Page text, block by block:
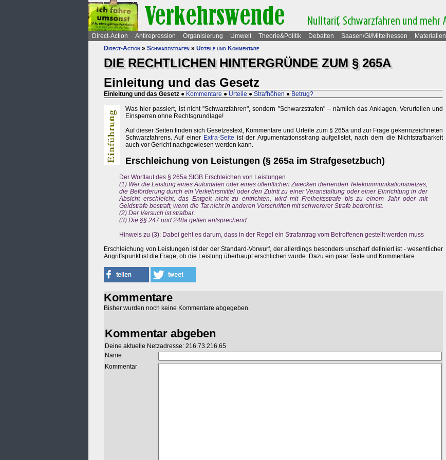
Direct-Action Antirepression Organisierung Umwelt Theorie&Politik Debatten Saasen/GI/Mittelhessen Materialien
Direct-Action » Schwarzstrafen » Urteile und Kommentare
DIE RECHTLICHEN HINTERGRÜNDE ZUM § 265A
Einleitung und das Gesetz
Einleitung und das Gesetz ● Kommentare ● Urteile ● Strafhöhen ● Betrug?
Was hier passiert, ist nicht "Schwarzfahren", sondern "Schwarzstrafen" – nämlich das Anklagen, Verurteilen und
Einsperren ohne Rechtsgrundlage!
Auf dieser Seiten finden sich Gesetzestext, Kommentare und Urteile zum § 265a und zur Frage gekennzeichneten
Schwarzfahrens. Auf einer Extra-Seite ist der Argumentationsstrang aufgelistet, nach dem die Nichtstrafbarkeit
auch vor Gericht nachgewiesen werden kann.
Erschleichung von Leistungen (§ 265a im Strafgesetzbuch)
Der Wortlaut des § 265a StGB Erschleichen von Leistungen
(1) Wer die Leistung eines Automaten oder eines öffentlichen Zwecken dienenden Telekommunikationsnetzes,
die Beförderung durch ein Verkehrsmittel oder den Zutritt zu einer Veranstaltung oder einer Einrichtung in der
Absicht erschleicht, das Entgelt nicht zu entrichten, wird mit Freiheitsstrafe bis zu einem Jahr oder mit
Geldstrafe bestraft, wenn die Tat nicht in anderen Vorschriften mit schwererer Strafe bedroht ist.
(2) Der Versuch ist strafbar.
(3) Die §§ 247 und 248a gelten entsprechend.
Hinweis zu (3): Dabei geht es darum, dass in der Regel ein Strafantrag vom Betroffenen gestellt werden muss
Erschleichung von Leistungen ist der der Standard-Vorwurf, der allerdings besonders unscharf definiert ist - wesentlicher
Angriffspunkt ist die Frage, ob die Leistung überhaupt erschlichen wurde. Dazu ein paar Texte und Kommentare.
Kommentare
Bisher wurden noch keine Kommentare abgegeben.
Kommentar abgeben
Deine aktuelle Netzadresse: 216.73.216.65
Name
Kommentar